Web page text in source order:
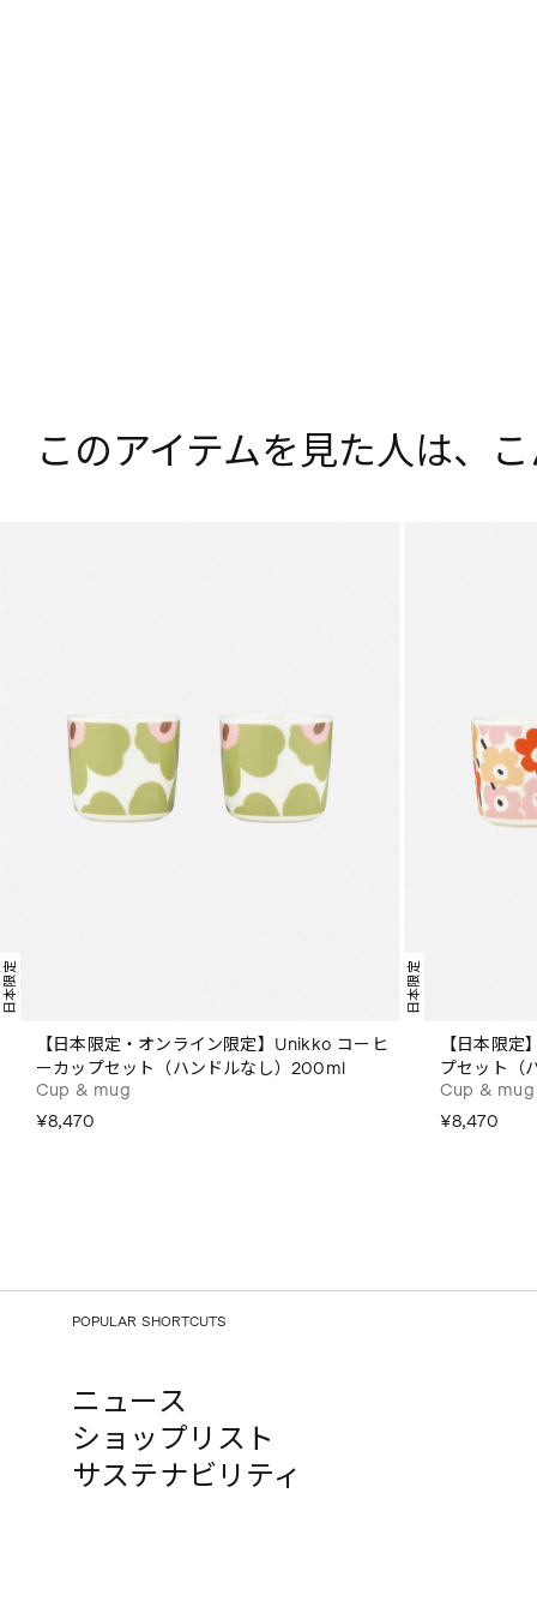
このアイテムを見た人は、
日本限定
【日本限定・オンライン限定】Unikko コーヒ
ーカップセット（ハンドルなし）200ml
Cup & mug
¥8,470
日本限定
【日本限
プセット（
Cup & mug
¥8,470
POPULAR SHORTCUTS
ニュース
ショップリスト
サステナビリティ